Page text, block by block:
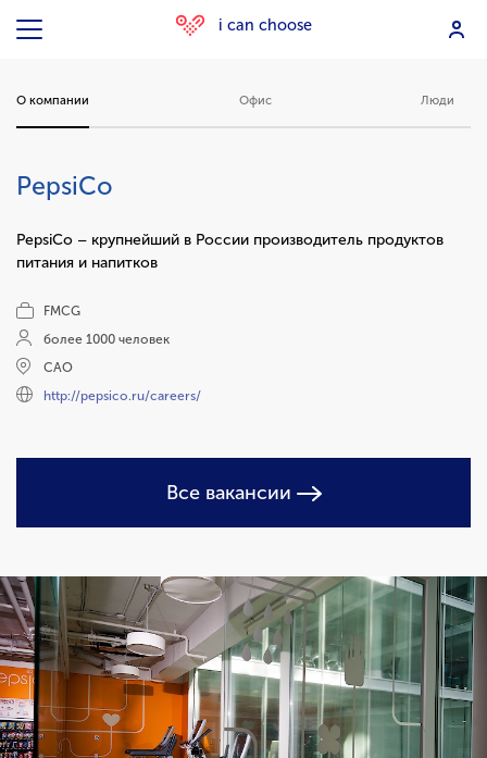
i can choose
О компании Офис Люди
PepsiCo
PepsiCo – крупнейший в России производитель продуктов
питания и напитков
FMCG
более 1000 человек
САО
http://pepsico.ru/careers/
Все вакансии